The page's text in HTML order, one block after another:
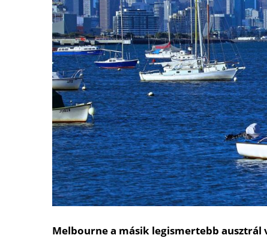
Melbourne a másik legismertebb ausztrál